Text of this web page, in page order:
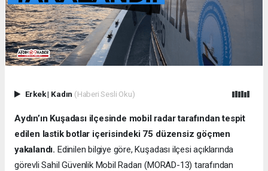
Erkek| Kadın (Haberi Sesli Oku)
Aydın’ın Kuşadası ilçesinde mobil radar tarafından tespit
edilen lastik botlar içerisindeki 75 düzensiz göçmen
yakalandı. Edinilen bilgiye göre, Kuşadası ilçesi açıklarında
görevli Sahil Güvenlik Mobil Radarı (MORAD-13) tarafından